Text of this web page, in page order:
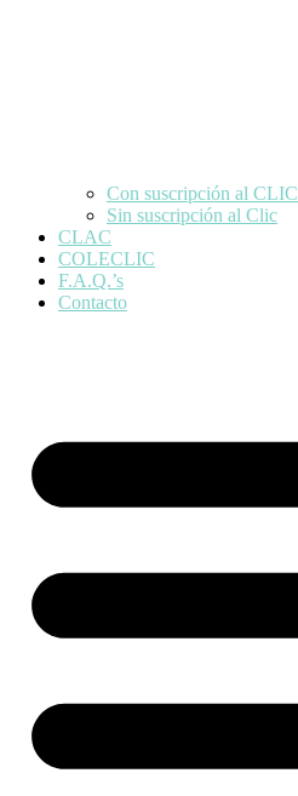
Con suscripción al CLIC
Sin suscripción al Clic
CLAC
COLECLIC
F.A.Q.’s
Contacto